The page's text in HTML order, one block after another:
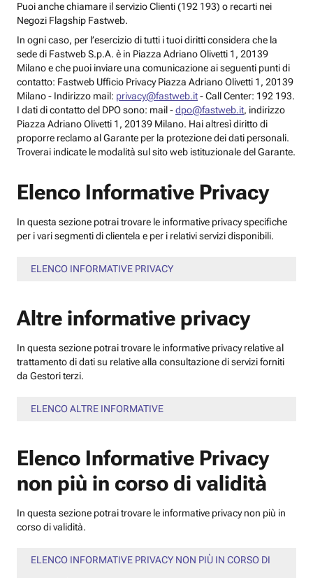
Puoi anche chiamare il servizio Clienti (192 193) o recarti nei
Negozi Flagship Fastweb.
In ogni caso, per l’esercizio di tutti i tuoi diritti considera che la
sede di Fastweb S.p.A. è in Piazza Adriano Olivetti 1, 20139
Milano e che puoi inviare una comunicazione ai seguenti punti di
contatto: Fastweb Ufficio Privacy Piazza Adriano Olivetti 1, 20139
Milano - Indirizzo mail: privacy@fastweb.it- Call Center: 192 193.
I dati di contatto del DPO sono: mail -dpo@fastweb.it, indirizzo
Piazza Adriano Olivetti 1, 20139 Milano. Hai altresì diritto di
proporre reclamo al Garante per la protezione dei dati personali.
Troverai indicate le modalità sul sito web istituzionale del Garante.
Elenco Informative Privacy
In questa sezione potrai trovare le informative privacy specifiche
per i vari segmenti di clientela e per i relativi servizi disponibili.
ELENCO INFORMATIVE PRIVACY
Altre informative privacy
In questa sezione potrai trovare le informative privacy relative al
trattamento di dati su relative alla consultazione di servizi forniti
da Gestori terzi.
ELENCO ALTRE INFORMATIVE
Elenco Informative Privacy
non più in corso di validità
In questa sezione potrai trovare le informative privacy non più in
corso di validità.
ELENCO INFORMATIVE PRIVACY NON PIÙ IN CORSO DI